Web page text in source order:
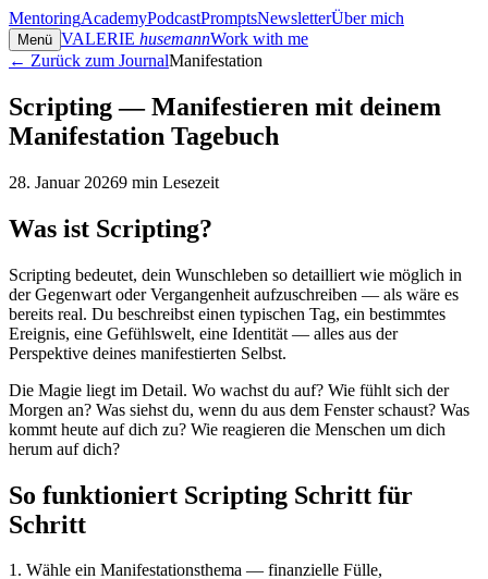
MentoringAcademyPodcastPromptsNewsletterÜber mich
Menü VALERIE husemannWork with me
← Zurück zum JournalManifestation
Scripting — Manifestieren mit deinem
Manifestation Tagebuch
28. Januar 20269 min Lesezeit
Was ist Scripting?
Scripting bedeutet, dein Wunschleben so detailliert wie möglich in
der Gegenwart oder Vergangenheit aufzuschreiben — als wäre es
bereits real. Du beschreibst einen typischen Tag, ein bestimmtes
Ereignis, eine Gefühlswelt, eine Identität — alles aus der
Perspektive deines manifestierten Selbst.
Die Magie liegt im Detail. Wo wachst du auf? Wie fühlt sich der
Morgen an? Was siehst du, wenn du aus dem Fenster schaust? Was
kommt heute auf dich zu? Wie reagieren die Menschen um dich
herum auf dich?
So funktioniert Scripting Schritt für
Schritt
1. Wähle ein Manifestationsthema — finanzielle Fülle,